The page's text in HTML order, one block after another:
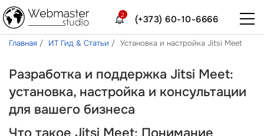
(+373) 60-10-6666
2
Главная ИТ Гид & Статьи Установка и настройка Jitsi Meet
Разработка и поддержка Jitsi Meet:
установка, настройка и консультации
для вашего бизнеса